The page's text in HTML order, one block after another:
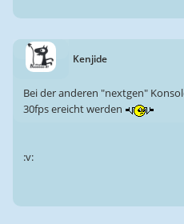
Kenjide
Bei der anderen "nextgen"
30fps ereicht werden
:v: